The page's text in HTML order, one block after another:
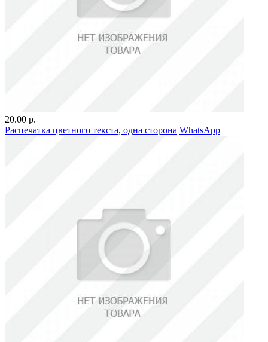
20.00 р.
Распечатка цветного текста, одна сторона WhatsApp